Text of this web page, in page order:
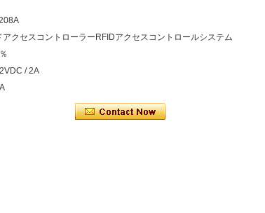
ロック
クセスコントローラーRFIDアクセスコントロールシステム
/ 2A